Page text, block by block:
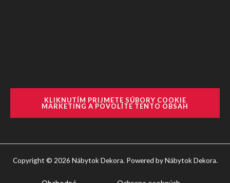
KLIKNUTÍM PRIJMETE SÚBORY COOKIE
MARKETING A POVOLÍTE TENTO OBSAH
Copyright © 2026 Nábytok Dekora. Powered by Nábytok Dekora.